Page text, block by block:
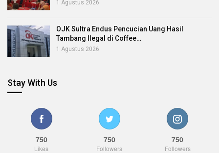
1 Agustus 2026
OJK Sultra Endus Pencucian Uang Hasil
Tambang Ilegal di Coffee…
1 Agustus 2026
Stay With Us
750
Likes
750
Followers
750
Followers